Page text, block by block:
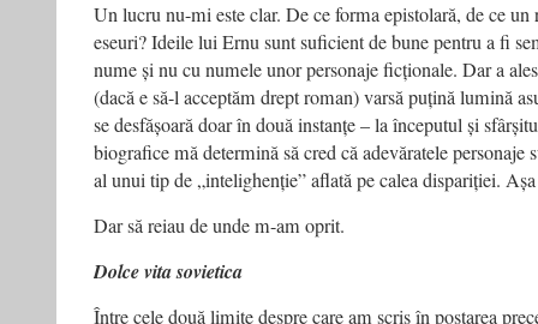
Un lucru nu-mi este clar. De ce forma epistolară, de ce un
eseuri? Ideile lui Ernu sunt suficient de bune pentru a fi
nume și nu cu numele unor personaje ficționale. Dar a
(dacă e să-l acceptăm drept roman) varsă puțină lumină
se desfășoară doar în două instanțe – la începutul și
biografice mă determină să cred că adevăratele personaje
al unui tip de „intelighenție” aflată pe calea dispariției.
Dar să reiau de unde m-am oprit.
Dolce vita sovietica
Între cele două limite despre care am scris în postarea